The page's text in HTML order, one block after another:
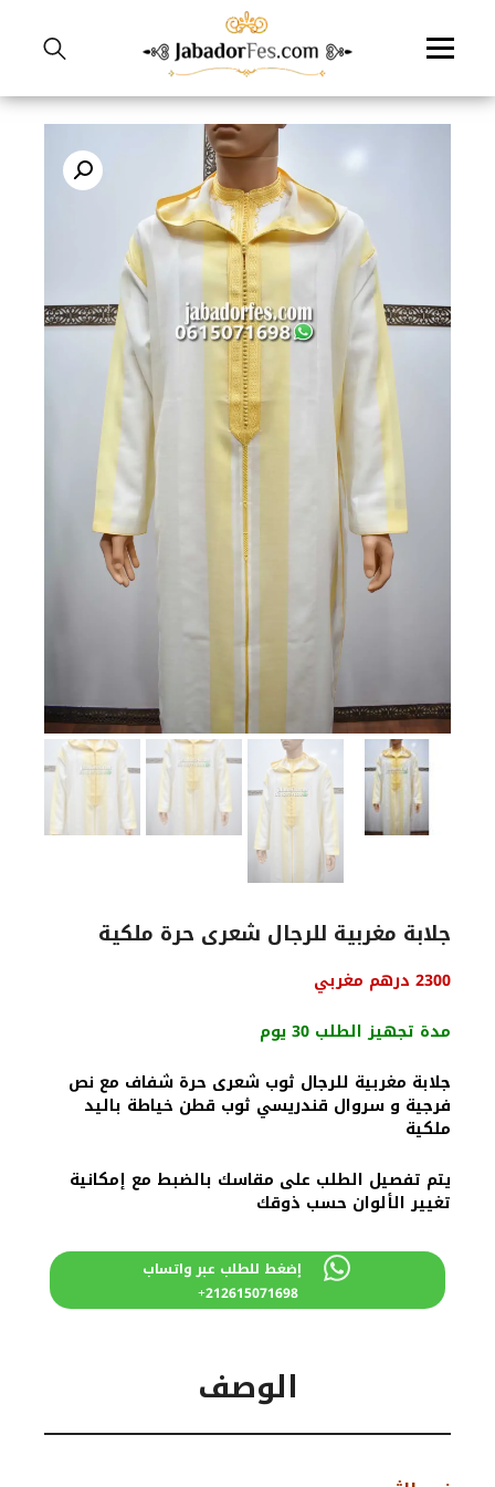
انتقل
المحتوى
جلابة مغربية للرجال شعرى حرة ملكية
السعر
هو:
2500 درهم
مغربي.
2300 درهم مغربي
هو:
2300 درهم
مغربي.
مدة تجهيز الطلب 30 يوم
جلابة مغربية للرجال ثوب شعرى حرة شفاف مع نص
فرجية و سروال قندريسي ثوب قطن خياطة باليد
ملكية
يتم تفصيل الطلب على مقاسك بالضبط مع إمكانية
تغيير الألوان حسب ذوقك
إضغط للطلب عبر واتساب
212615071698+
الوصف